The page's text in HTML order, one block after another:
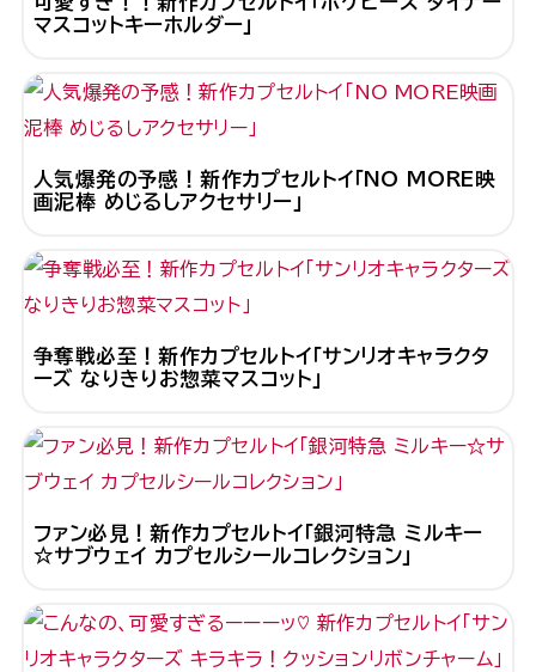
マスコットキーホルダー」
人気爆発の予感！新作カプセルトイ「NO MORE映
画泥棒 めじるしアクセサリー」
争奪戦必至！新作カプセルトイ「サンリオキャラクタ
ーズ なりきりお惣菜マスコット」
ファン必見！新作カプセルトイ「銀河特急 ミルキー
☆サブウェイ カプセルシールコレクション」